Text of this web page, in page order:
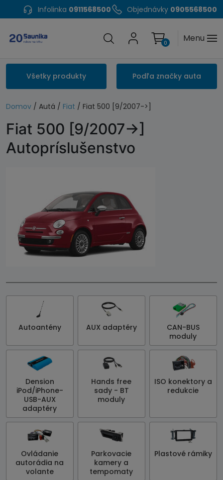
Infolinka 0911568500 Objednávky 0905568500
Menu
0
Všetky produkty Podľa značky auta
Domov / Autá / Fiat / Fiat 500 [9/2007->]
Fiat 500 [9/2007->]
Autopríslušenstvo
Autoantény AUX adaptéry
CAN-BUS
moduly
Dension
iPod/iPhone-
USB-AUX
adaptéry
Hands free
sady - BT
moduly
ISO konektory a
redukcie
Ovládanie
autorádia na
volante
Parkovacie
kamery a
tempomaty
Plastové rámiky